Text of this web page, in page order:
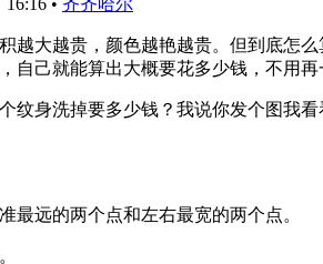
越大越贵，颜色越艳越贵。但到底怎
自己就能算出大概要花多少钱，不用
纹身洗掉要多少钱？我说你发个图我
最远的两个点和左右最宽的两个点。